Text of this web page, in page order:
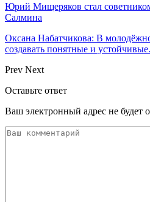
Юрий Мищеряков стал
Салмина
Оксана Набатчикова: В
создавать понятные и
Prev Next
Оставьте ответ
Ваш электронный адрес не будет